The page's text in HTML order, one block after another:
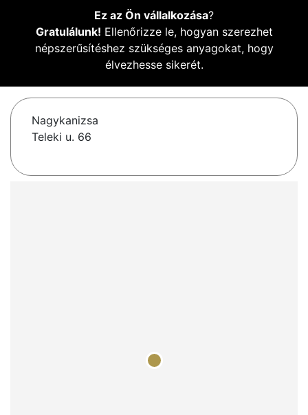
Ez az Ön vállalkozása?
Gratulálunk! Ellenőrizze le, hogyan szerezhet
népszerűsítéshez szükséges anyagokat, hogy
élvezhesse sikerét.
Nagykanizsa
Teleki u. 66